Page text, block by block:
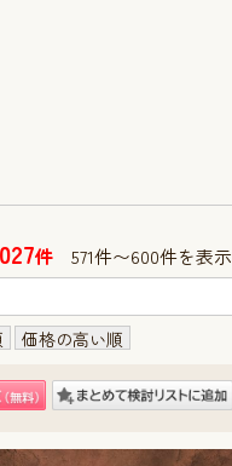
件 571件〜600件を表示
価格の高い順